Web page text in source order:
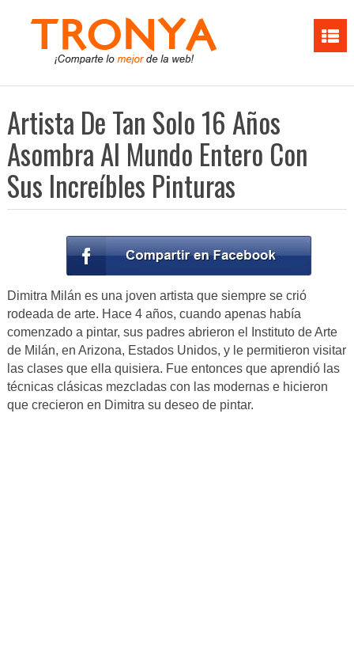
Artista De Tan Solo 16 Años
Asombra Al Mundo Entero Con
Sus Increíbles Pinturas
Dimitra Milán es una joven artista que siempre se crió
rodeada de arte. Hace 4 años, cuando apenas había
comenzado a pintar, sus padres abrieron el Instituto de Arte
de Milán, en Arizona, Estados Unidos, y le permitieron visitar
las clases que ella quisiera. Fue entonces que aprendió las
técnicas clásicas mezcladas con las modernas e hicieron
que crecieron en Dimitra su deseo de pintar.